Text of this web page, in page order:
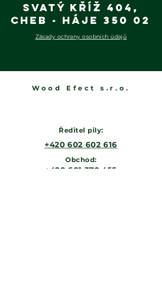
Svatý Kříž 404,
Cheb - Háje 350 02
Zásady ochrany osobních údajů
Wood Efect s.r.o.
Ředitel pily:
‭+420 602 602 616‬
Obchod:
‭+420 601 370 455